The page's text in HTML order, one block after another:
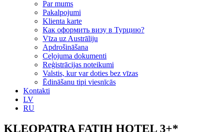
Par mums
Рakalpojumi
Klienta karte
Как оформить визу в Турцию?
Vīza uz Austrāliju
Apdrošināšana
Ceļojuma dokumenti
Reģistrācijas noteikumi
Valstis, kur var doties bez vīzas
Ēdināšanu tipi viesnīcās
Kontakti
LV
RU
KLEOPATRA FATIH HOTEL 3+*